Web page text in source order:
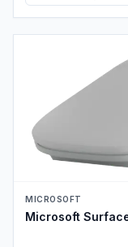
MICROSOFT
Microsoft